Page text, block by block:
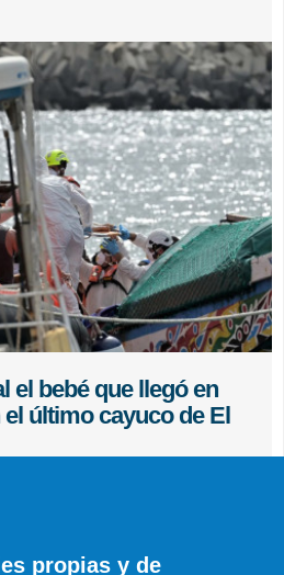
el bebé que llegó en
último cayuco de El
propias y de